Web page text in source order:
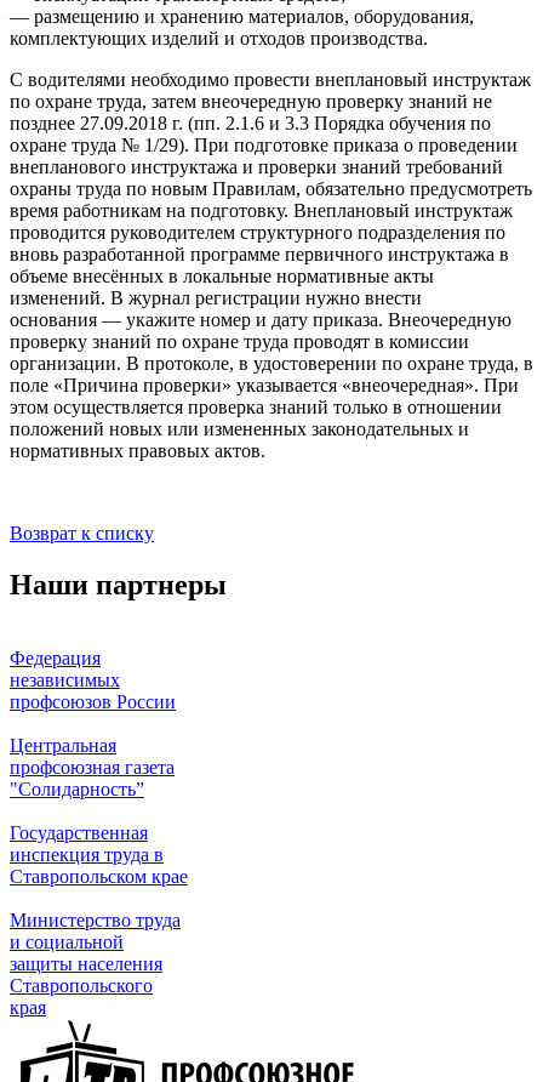
— размещению и хранению материалов, оборудования,
комплектующих изделий и отходов производства.
С водителями необходимо провести внеплановый инструктаж
по охране труда, затем внеочередную проверку знаний не
позднее 27.09.2018 г. (пп. 2.1.6 и 3.3 Порядка обучения по
охране труда № 1/29). При подготовке приказа о проведении
внепланового инструктажа и проверки знаний требований
охраны труда по новым Правилам, обязательно предусмотреть
время работникам на подготовку. Внеплановый инструктаж
проводится руководителем структурного подразделения по
вновь разработанной программе первичного инструктажа в
объеме внесённых в локальные нормативные акты
изменений. В журнал регистрации нужно внести
основания — укажите номер и дату приказа. Внеочередную
проверку знаний по охране труда проводят в комиссии
организации. В протоколе, в удостоверении по охране труда, в
поле «Причина проверки» указывается «внеочередная». При
этом осуществляется проверка знаний только в отношении
положений новых или измененных законодательных и
нормативных правовых актов.
Возврат к списку
Наши партнеры
Федерация
независимых
профсоюзов России
Центральная
профсоюзная газета
"Солидарность”
Государственная
инспекция труда в
Ставропольском крае
Министерство труда
и социальной
защиты населения
Ставропольского
края